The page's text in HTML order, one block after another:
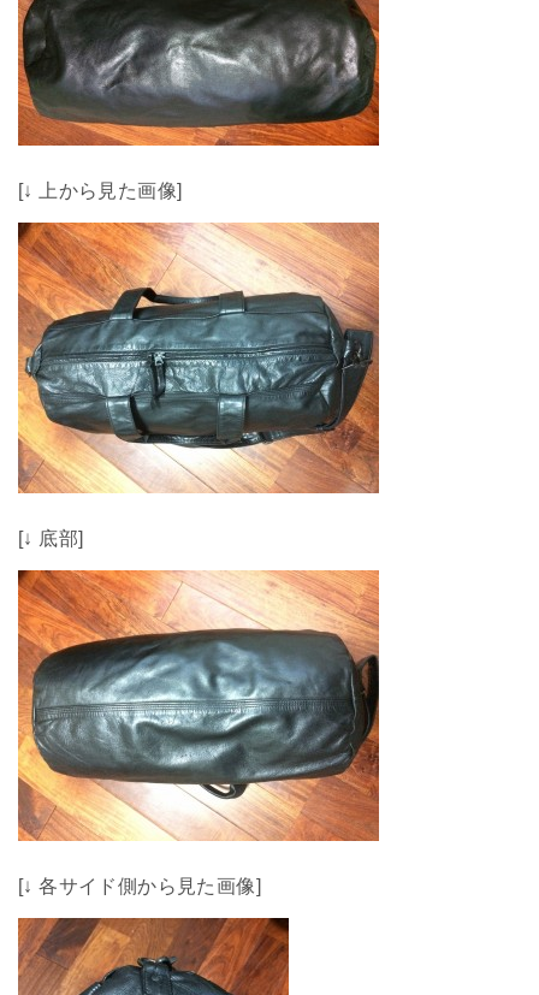
[↓ 上から見た画像]
[↓ 底部]
[↓ 各サイド側から見た画像]